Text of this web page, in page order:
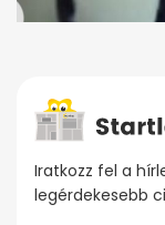
Iratkozz fel a
legérdekesebb